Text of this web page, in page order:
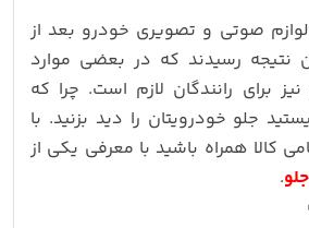
صوتی و تصویری خودرو بعد از
نتیجه رسیدند که در بعضی موارد
برای رانندگان لازم است. چرا که
جلو خودرویتان را دید بزنید. با
کالا همراه باشید با معرفی یکی از
.